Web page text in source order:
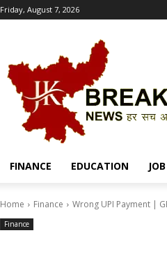
Friday, August 7, 2026
FINANCE EDUCATION JOB
Home Finance Wrong UPI Payment |
Finance